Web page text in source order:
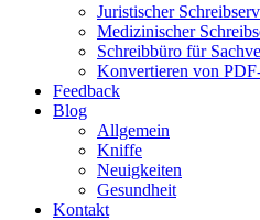
Juristischer
Medizinischer
Schreibbüro für
Konvertieren von
Feedback
Blog
Allgemein
Kniffe
Neuigkeiten
Gesundheit
Kontakt